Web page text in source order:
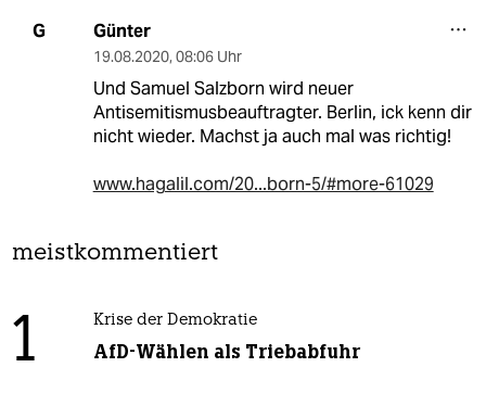
G Günter
19.08.2020, 08:06 Uhr
Und Samuel Salzborn wird neuer
Antisemitismusbeauftragter. Berlin, ick kenn dir
nicht wieder. Machst ja auch mal was richtig!
www.hagalil.com/20...born-5/#more-61029
meistkommentiert
1 Krise der Demokratie
AfD-Wählen als Triebabfuhr